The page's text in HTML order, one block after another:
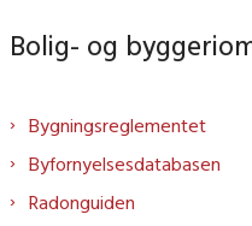
Bolig- og
Bygningsreglementet
Byfornyelsesdatabasen
Radonguiden